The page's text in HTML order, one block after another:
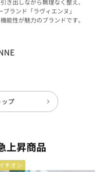
き出しながら無理なく整え、
ランド「ラヴィエンヌ」
能性が魅力のブランドです。
プ
上昇商品
チオシ